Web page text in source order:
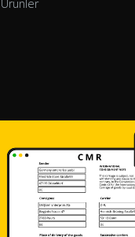
Ürünler